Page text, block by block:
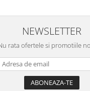
NEWSLETTER
rata ofertele si promotiile